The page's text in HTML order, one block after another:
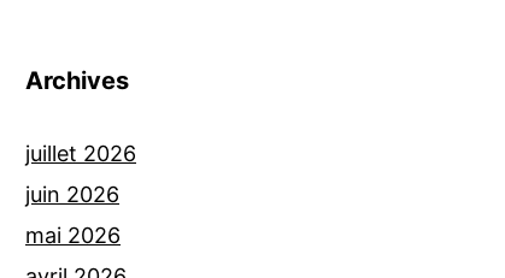
Archives
juillet 2026
juin 2026
mai 2026